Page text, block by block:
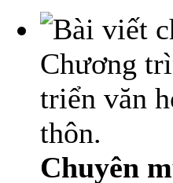
Chương
triển văn
thôn.
Chuyên